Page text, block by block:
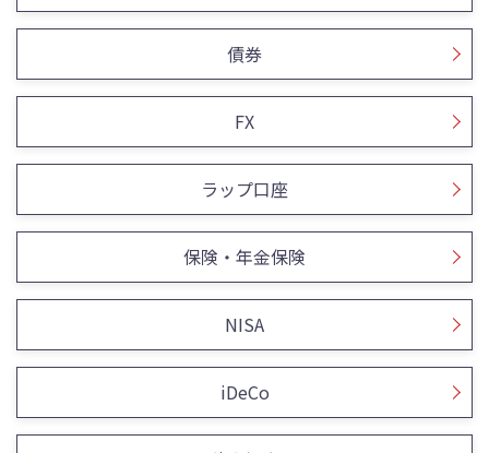
債券
FX
ラップ口座
保険・年金保険
NISA
iDeCo